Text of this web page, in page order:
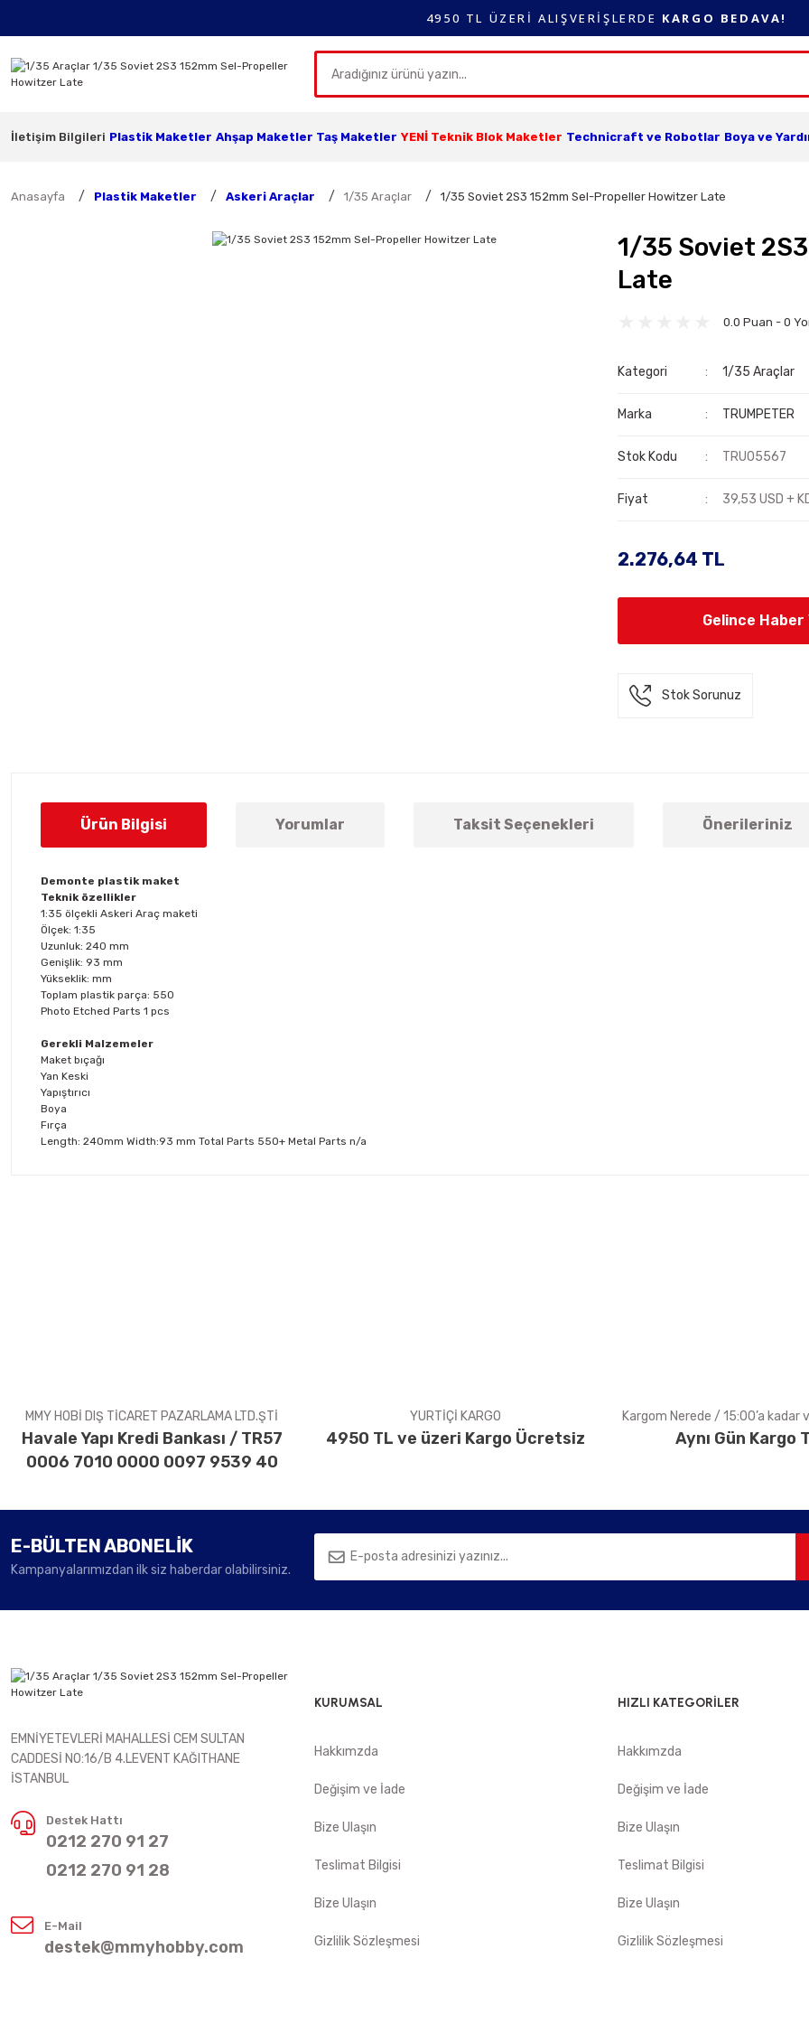
4950 TL ÜZERİ ALIŞVERİŞLERDE KARGO BEDAVA!
İletişim Bilgileri Plastik Maketler Ahşap Maketler Taş Maketler YENİ Teknik Blok Maketler Technicraft ve Robotlar Boya ve
Anasayfa Plastik Maketler Askeri Araçlar 1/35 Araçlar 1/35 Soviet 2S3 152mm Sel-Propeller Howitzer Late
1/35 Soviet
Late
0.0 Puan - 0
Kategori 1/35 Araçlar
Marka TRUMPETER
Stok Kodu TRU05567
Fiyat 39,53 USD +
2.276,64 TL
Gelince Haber
Stok Sorunuz
Ürün Bilgisi Yorumlar Taksit Seçenekleri Önerileriniz
Demonte plastik maket
Teknik özellikler
1:35 ölçekli Askeri Araç maketi
Ölçek: 1:35
Uzunluk: 240 mm
Genişlik: 93 mm
Yükseklik: mm
Toplam plastik parça: 550
Photo Etched Parts 1 pcs
Gerekli Malzemeler
Maket bıçağı
Yan Keski
Yapıştırıcı
Boya
Fırça
Length: 240mm Width:93 mm Total Parts 550+ Metal Parts n/a
MMY HOBİ DIŞ TİCARET PAZARLAMA LTD.ŞTİ
Havale Yapı Kredi Bankası / TR57
0006 7010 0000 0097 9539 40
YURTİÇİ KARGO
4950 TL ve üzeri Kargo Ücretsiz
Kargom Nerede / 15:00’a kadar
Aynı Gün Kargo
E-BÜLTEN ABONELİK
Kampanyalarımızdan ilk siz haberdar olabilirsiniz.
EMNİYETEVLERİ MAHALLESİ CEM SULTAN
CADDESİ NO:16/B 4.LEVENT KAĞITHANE
İSTANBUL
Destek Hattı
0212 270 91 27
0212 270 91 28
E-Mail
destek@mmyhobby.com
KURUMSAL
Hakkımzda
Değişim ve İade
Bize Ulaşın
Teslimat Bilgisi
Bize Ulaşın
Gizlilik Sözleşmesi
HIZLI KATEGORİLER
Hakkımzda
Değişim ve İade
Bize Ulaşın
Teslimat Bilgisi
Bize Ulaşın
Gizlilik Sözleşmesi